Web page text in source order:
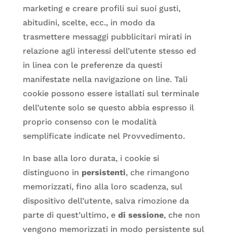
marketing e creare profili sui suoi gusti,
abitudini, scelte, ecc., in modo da
trasmettere messaggi pubblicitari mirati in
relazione agli interessi dell’utente stesso ed
in linea con le preferenze da questi
manifestate nella navigazione on line. Tali
cookie possono essere istallati sul terminale
dell’utente solo se questo abbia espresso il
proprio consenso con le modalità
semplificate indicate nel Provvedimento.
In base alla loro durata, i cookie si
distinguono in persistenti, che rimangono
memorizzati, fino alla loro scadenza, sul
dispositivo dell’utente, salva rimozione da
parte di quest’ultimo, e di sessione, che non
vengono memorizzati in modo persistente sul